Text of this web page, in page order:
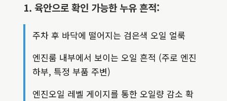
1. 육안으로 확인 가능한 누유 흔적:
주차 후 바닥에 떨어지는 검은색 오일 얼룩
엔진룸 내부에서 보이는 오일 흔적 (주로 엔진
하부, 특정 부품 주변)
엔진오일 레벨 게이지를 통한 오일량 감소 확